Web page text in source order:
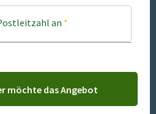
an *
möchte das Angebot